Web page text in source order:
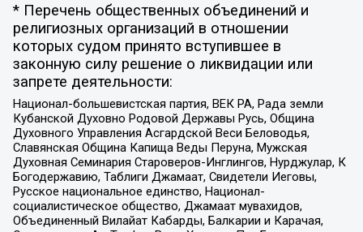
* Перечень общественных объединений и
религиозных организаций в отношении
которых судом принято вступившее в
законную силу решение о ликвидации или
запрете деятельности:
Национал-большевистская партия, ВЕК РА, Рада земли
Кубанской Духовно Родовой Державы Русь, Община
Духовного Управления Асгардской Веси Беловодья,
Славянская Община Капища Веды Перуна, Мужская
Духовная Семинария Староверов-Инглингов, Нурджулар, К
Богодержавию, Таблиги Джамаат, Свидетели Иеговы,
Русское национальное единство, Национал-
социалистическое общество, Джамаат мувахидов,
Объединенный Вилайат Кабарды, Балкарии и Карачая,